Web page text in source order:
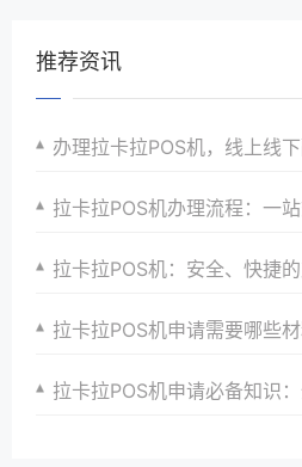
推荐资讯
办理拉卡拉POS机，线上线
拉卡拉POS机办理流程：一
拉卡拉POS机：安全、快捷
拉卡拉POS机申请需要哪些
拉卡拉POS机申请必备知识：全面了解